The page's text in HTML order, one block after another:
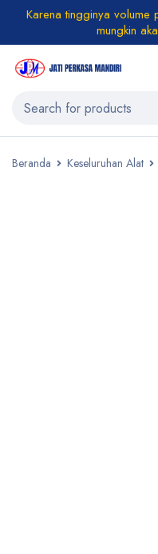
Karena tingginya volume
mungkin
Beranda Keseluruhan Alat